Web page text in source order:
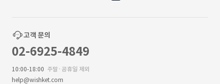
고객 문의
02-6925-4849
10:00-18:00 주말·공휴일 제외
help@wishket.com